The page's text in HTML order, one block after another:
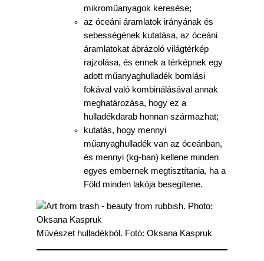
mikroműanyagok keresése;
az óceáni áramlatok irányának és
sebességének kutatása, az óceáni
áramlatokat ábrázoló világtérkép
rajzolása, és ennek a térképnek egy
adott műanyaghulladék bomlási
fokával való kombinálásával annak
meghatározása, hogy ez a
hulladékdarab honnan származhat;
kutatás, hogy mennyi
műanyaghulladék van az óceánban,
és mennyi (kg-ban) kellene minden
egyes embernek megtisztítania, ha a
Föld minden lakója besegítene.
Művészet hulladékból. Fotó: Oksana Kaspruk